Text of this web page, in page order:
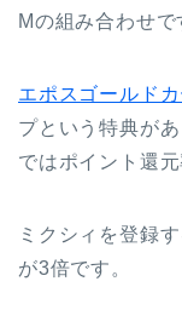
Mの組み合わせで
エポスゴールドカ
プという特典が
ではポイント還
ミクシィを登録
が3倍です。